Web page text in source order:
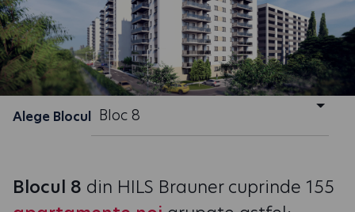
Alege Blocul Bloc 8
Blocul 8 din HILS Brauner cuprinde 155